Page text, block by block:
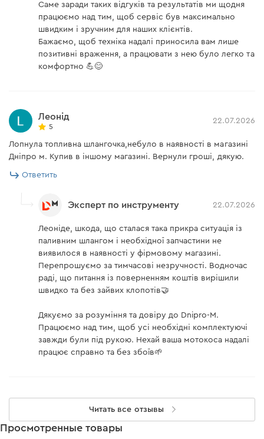
Саме заради таких відгуків та результатів ми щодня
працюємо над тим, щоб сервіс був максимально
швидким і зручним для наших клієнтів.
Бажаємо, щоб техніка надалі приносила вам лише
позитивні враження, а працювати з нею було легко та
комфортно 💪😊
Леонід
5
22.07.2026
Лопнула топливна шлангочка,небуло в наявності в магазині
Дніпро м. Купив в іншому магазині. Вернули гроші, дякую.
Ответить
Эксперт по инструменту 22.07.2026
Леоніде, шкода, що сталася така прикра ситуація із
паливним шлангом і необхідної запчастини не
виявилося в наявності у фірмовому магазині.
Перепрошуємо за тимчасові незручності. Водночас
раді, що питання із поверненням коштів вирішили
швидко та без зайвих клопотів🤝
Дякуємо за розуміння та довіру до Dnipro-M.
Працюємо над тим, щоб усі необхідні комплектуючі
завжди були під рукою. Нехай ваша мотокоса надалі
працює справно та без збоїв🌱
Читать все отзывы
Просмотренные товары